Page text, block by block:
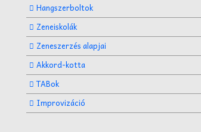
Hangszerboltok
Zeneiskolák
Zeneszerzés alapjai
Akkord-kotta
TABok
Improvizáció